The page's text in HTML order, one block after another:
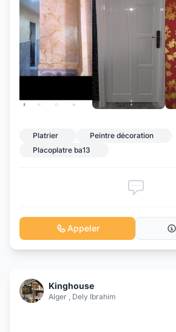
Platrier
Peintre décoration
Placoplatre ba13
Appeler
Kinghouse
Alger , Dely Ibrahim